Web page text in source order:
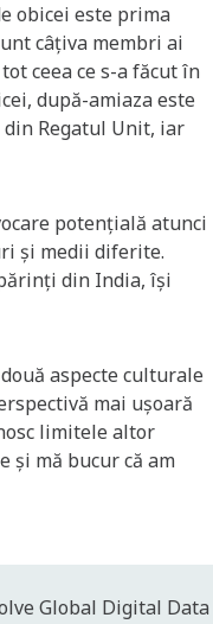
obicei este prima
câțiva membri ai
ceea ce s-a făcut în
după-amiaza este
Regatul Unit, iar
potențială atunci
și medii diferite.
din India, își
aspecte culturale
mai ușoară
limitele altor
și mă bucur că am
Global Digital Data